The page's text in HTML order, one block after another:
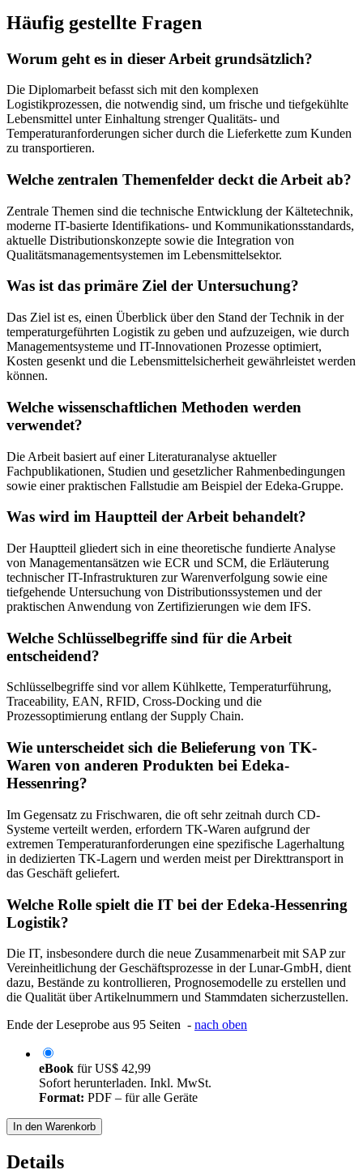
Häufig gestellte Fragen
Worum geht es in dieser Arbeit grundsätzlich?
Die Diplomarbeit befasst sich mit den komplexen
Logistikprozessen, die notwendig sind, um frische und tiefgekühlte
Lebensmittel unter Einhaltung strenger Qualitäts- und
Temperaturanforderungen sicher durch die Lieferkette zum Kunden
zu transportieren.
Welche zentralen Themenfelder deckt die Arbeit ab?
Zentrale Themen sind die technische Entwicklung der Kältetechnik,
moderne IT-basierte Identifikations- und Kommunikationsstandards,
aktuelle Distributionskonzepte sowie die Integration von
Qualitätsmanagementsystemen im Lebensmittelsektor.
Was ist das primäre Ziel der Untersuchung?
Das Ziel ist es, einen Überblick über den Stand der Technik in der
temperaturgeführten Logistik zu geben und aufzuzeigen, wie durch
Managementsysteme und IT-Innovationen Prozesse optimiert,
Kosten gesenkt und die Lebensmittelsicherheit gewährleistet werden
können.
Welche wissenschaftlichen Methoden werden
verwendet?
Die Arbeit basiert auf einer Literaturanalyse aktueller
Fachpublikationen, Studien und gesetzlicher Rahmenbedingungen
sowie einer praktischen Fallstudie am Beispiel der Edeka-Gruppe.
Was wird im Hauptteil der Arbeit behandelt?
Der Hauptteil gliedert sich in eine theoretische fundierte Analyse
von Managementansätzen wie ECR und SCM, die Erläuterung
technischer IT-Infrastrukturen zur Warenverfolgung sowie eine
tiefgehende Untersuchung von Distributionssystemen und der
praktischen Anwendung von Zertifizierungen wie dem IFS.
Welche Schlüsselbegriffe sind für die Arbeit
entscheidend?
Schlüsselbegriffe sind vor allem Kühlkette, Temperaturführung,
Traceability, EAN, RFID, Cross-Docking und die
Prozessoptimierung entlang der Supply Chain.
Wie unterscheidet sich die Belieferung von TK-
Waren von anderen Produkten bei Edeka-
Hessenring?
Im Gegensatz zu Frischwaren, die oft sehr zeitnah durch CD-
Systeme verteilt werden, erfordern TK-Waren aufgrund der
extremen Temperaturanforderungen eine spezifische Lagerhaltung
in dedizierten TK-Lagern und werden meist per Direkttransport in
das Geschäft geliefert.
Welche Rolle spielt die IT bei der Edeka-Hessenring
Logistik?
Die IT, insbesondere durch die neue Zusammenarbeit mit SAP zur
Vereinheitlichung der Geschäftsprozesse in der Lunar-GmbH, dient
dazu, Bestände zu kontrollieren, Prognosemodelle zu erstellen und
die Qualität über Artikelnummern und Stammdaten sicherzustellen.
Ende der Leseprobe aus 95 Seiten - nach oben
eBook fürUS$ 42,99
Sofort herunterladen. Inkl. MwSt.
Format: PDF – für alle Geräte
In den Warenkorb
Details